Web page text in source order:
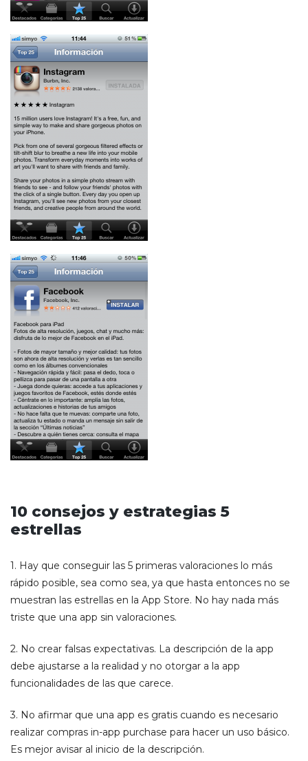
10 consejos y estrategias 5
estrellas
1. Hay que conseguir las 5 primeras valoraciones lo más
rápido posible, sea como sea, ya que hasta entonces no se
muestran las estrellas en la App Store. No hay nada más
triste que una app sin valoraciones.
2. No crear falsas expectativas. La descripción de la app
debe ajustarse a la realidad y no otorgar a la app
funcionalidades de las que carece.
3. No afirmar que una app es gratis cuando es necesario
realizar compras in-app purchase para hacer un uso básico.
Es mejor avisar al inicio de la descripción.